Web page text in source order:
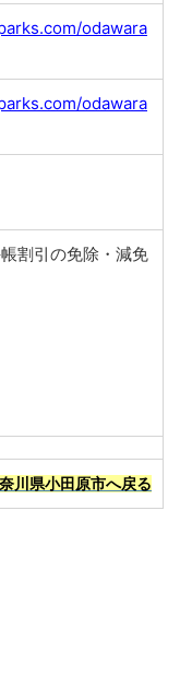
odawara
odawara
割引の免除・減免
川県小田原市へ戻る